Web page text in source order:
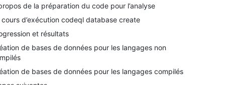
de la préparation du code pour l’analyse
cours d’exécution codeql database create
et résultats
de bases de données pour les langages non
de bases de données pour les langages compilés